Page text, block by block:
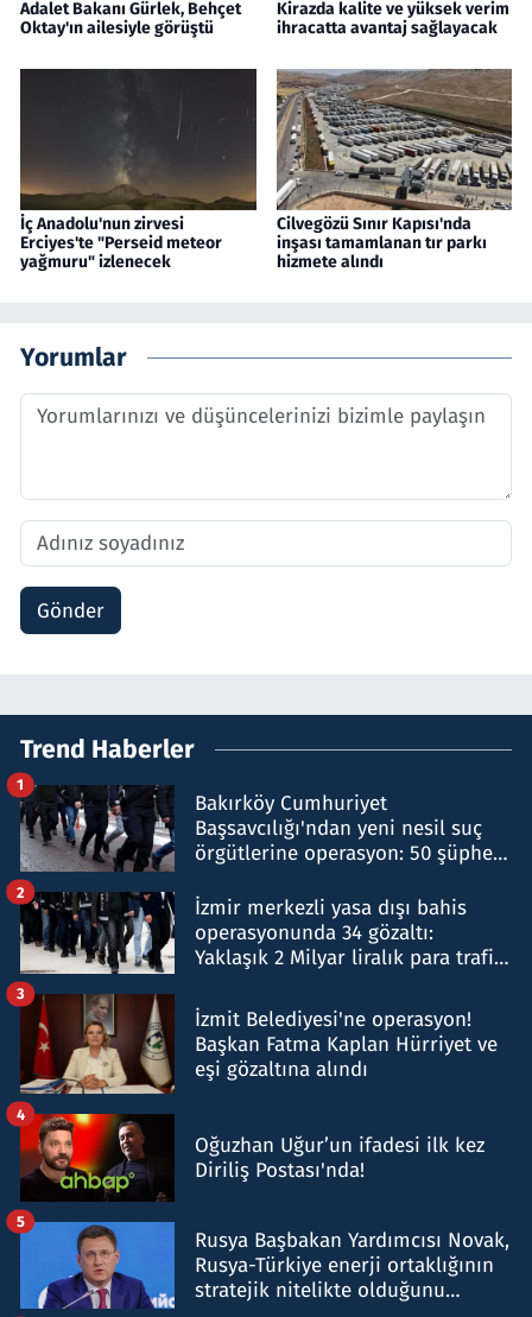
Adalet Bakanı Gürlek, Behçet
Oktay'ın ailesiyle görüştü
Kirazda kalite ve yüksek verim
ihracatta avantaj sağlayacak
İç Anadolu'nun zirvesi
Erciyes'te "Perseid meteor
yağmuru" izlenecek
Cilvegözü Sınır Kapısı'nda
inşası tamamlanan tır parkı
hizmete alındı
Yorumlar
Gönder
Trend Haberler
Bakırköy Cumhuriyet
Başsavcılığı'ndan yeni nesil suç
örgütlerine operasyon: 50 şüpheli
1
İzmir merkezli yasa dışı bahis
operasyonunda 34 gözaltı:
Yaklaşık 2 Milyar liralık para trafiği
2
İzmit Belediyesi'ne operasyon!
Başkan Fatma Kaplan Hürriyet ve
eşi gözaltına alındı
3
Oğuzhan Uğur’un ifadesi ilk kez
Diriliş Postası'nda!
4
Rusya Başbakan Yardımcısı Novak,
Rusya-Türkiye enerji ortaklığının
stratejik nitelikte olduğunu
5